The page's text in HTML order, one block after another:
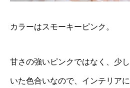
カラーはスモーキーピンク。
甘さの強いピンクではなく、少
いた色合いなので、インテリア